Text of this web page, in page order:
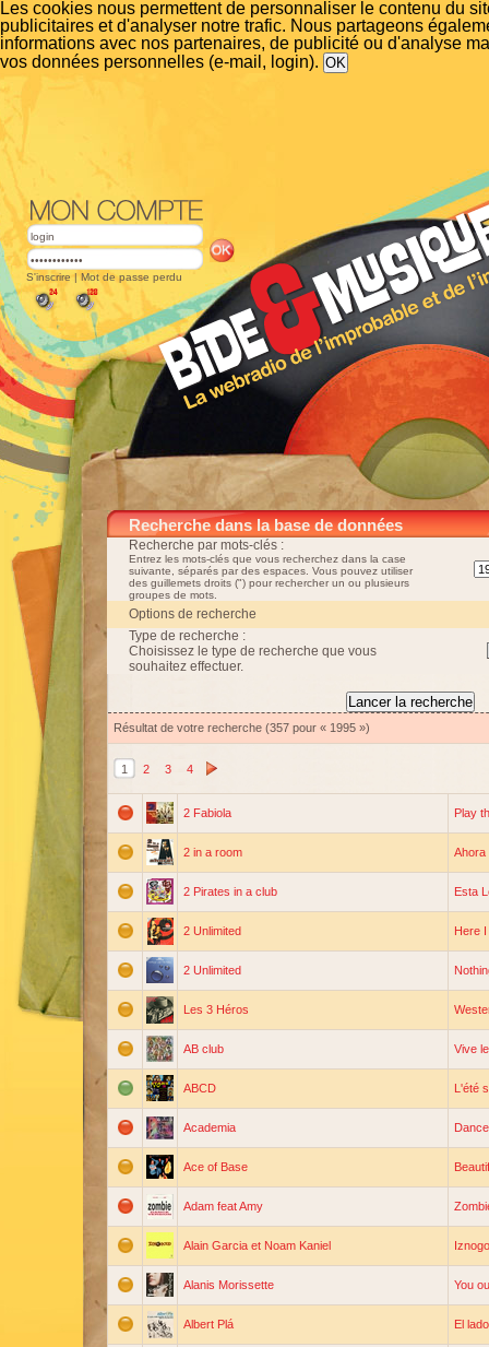
Les cookies nous permettent de personnaliser le contenu du
publicitaires et d'analyser notre trafic. Nous partageons
informations avec nos partenaires, de publicité ou d'analyse
vos données personnelles (e-mail, login).
S'inscrire | Mot de passe perdu
Recherche dans la base de données
Recherche par mots-clés :
Entrez les mots-clés que vous recherchez dans la case
suivante, séparés par des espaces. Vous pouvez utiliser
des guillemets droits (") pour rechercher un ou plusieurs
groupes de mots.
Options de recherche
Type de recherche :
Choisissez le type de recherche que vous
souhaitez effectuer.
Résultat de votre recherche (357 pour « 1995 »)
1 2 3 4
2 Fabiola Play
2 in a room Ahora
2 Pirates in a club Esta
2 Unlimited Here
2 Unlimited
Les 3 Héros
AB club Vive
ABCD L'été
Academia
Ace of Base
Adam feat Amy
Alain Garcia et Noam Kaniel
Alanis Morissette You
Albert Plá El